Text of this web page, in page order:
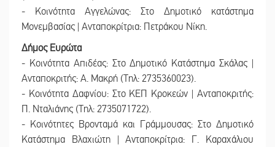
- Κοινότητα Αγγελώνας: Στο Δημοτικό κατάστημα
Μονεμβασίας | Ανταποκρίτρια: Πετράκου Νίκη.
Δήμος Ευρώτα
- Κοινότητα Απιδέας: Στο Δημοτικό Κατάστημα Σκάλας |
Ανταποκριτής: Α. Μακρή (Τηλ: 2735360023).
- Κοινότητα Δαφνίου: Στο ΚΕΠ Κροκεών | Ανταποκριτής:
Π. Νταλιάνης (Τηλ: 2735071722).
- Κοινότητες Βρονταμά και Γράμμουσας: Στο Δημοτικό
Κατάστημα Βλαχιώτη | Ανταποκρίτρια: Γ. Καραχάλιου